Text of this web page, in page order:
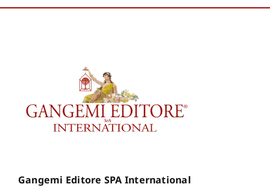
Gangemi Editore SPA International